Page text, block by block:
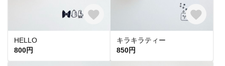
HELLO
800円
キラキラティー
850円